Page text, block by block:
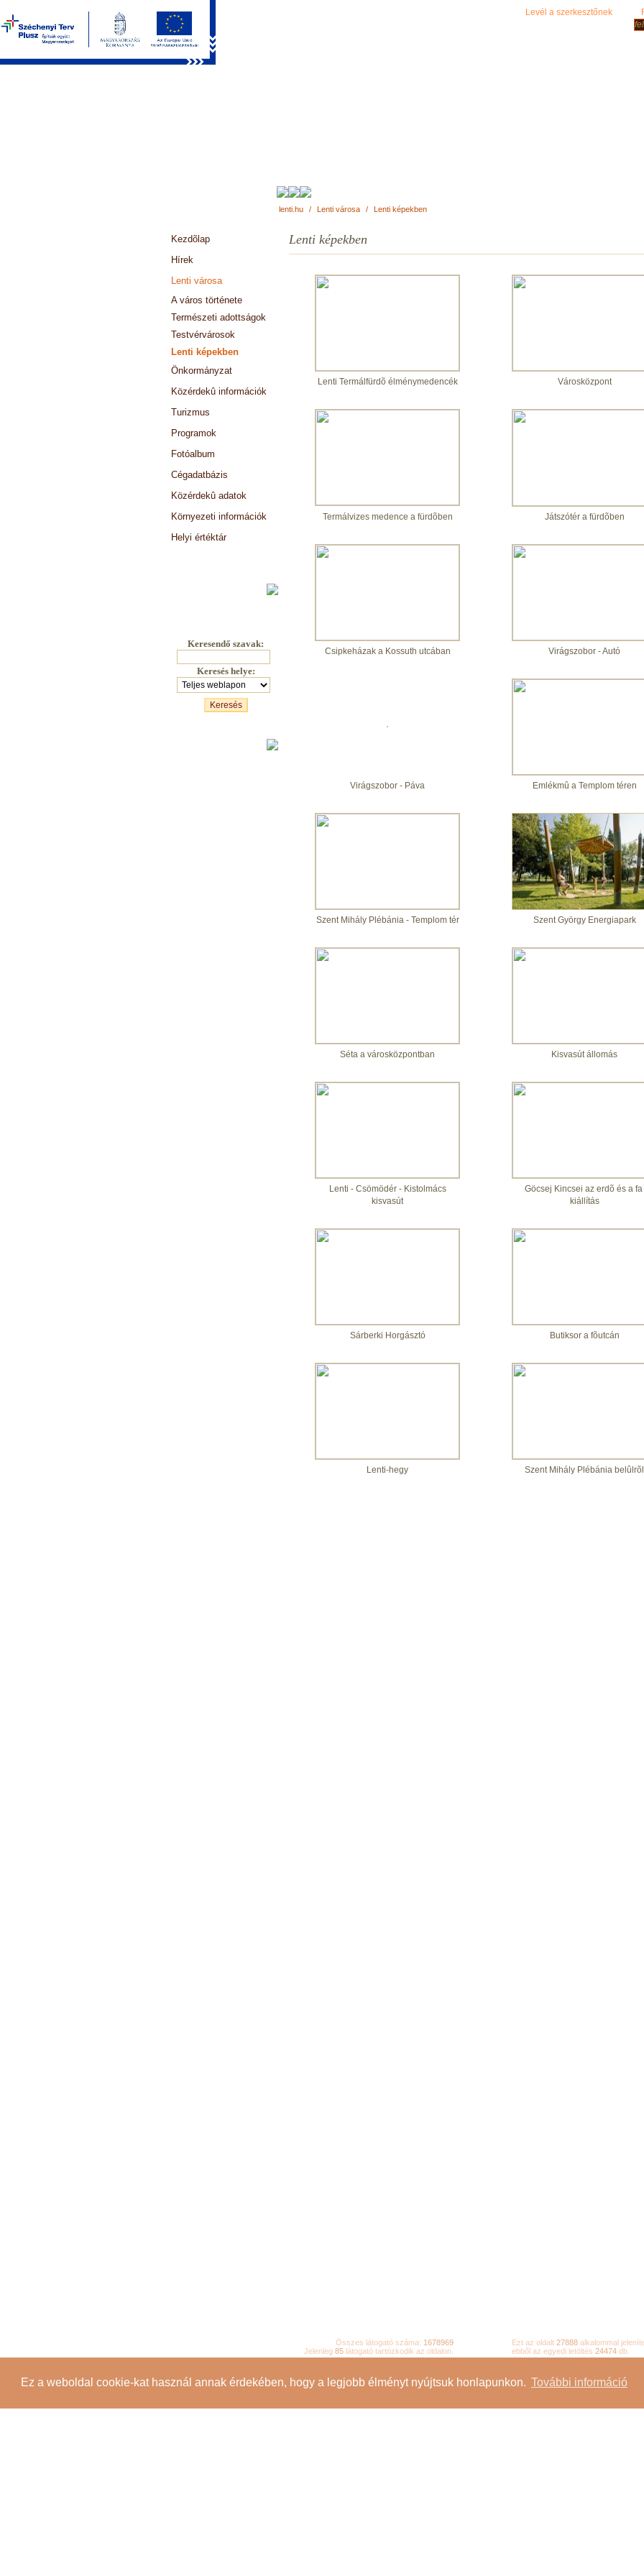
Ez a weboldal cookie-kat használ annak érdekében, hogy a legjobb élményt nyújtsuk honlapunkon. További információ
Levél a szerkesztőnek
lenti.hu / Lenti városa / Lenti képekben
Kezdõlap
Hírek
Lenti városa
A város története
Természeti adottságok
Testvérvárosok
Lenti képekben
Önkormányzat
Közérdekû információk
Turizmus
Programok
Fotóalbum
Cégadatbázis
Közérdekû adatok
Környezeti információk
Helyi értéktár
Keresendő szavak:
Keresés helye:
Lenti képekben
Lenti Termálfürdõ élménymedencék Városközpont
Termálvizes medence a fürdõben Játszótér a fürdõben
Csipkeházak a Kossuth utcában Virágszobor - Autó
Virágszobor - Páva Emlékmû a Templom téren
Szent Mihály Plébánia - Templom tér Szent György Energiapark
Séta a városközpontban Kisvasút állomás
Lenti - Csömödér - Kistolmács
kisvasút
Göcsej Kincsei az erdõ és a fa
kiállítás
Sárberki Horgásztó Butiksor a fõutcán
Lenti-hegy Szent Mihály Plébánia belûlrõl
Összes látogató száma: 1678969
Jelenleg 85 látogató tartózkodik az oldalon.
Ezt az oldalt 27888 alkalommal
ebből az egyedi letöltés 24474 db.
Impresszum Oldaltérkép Adatvédelem